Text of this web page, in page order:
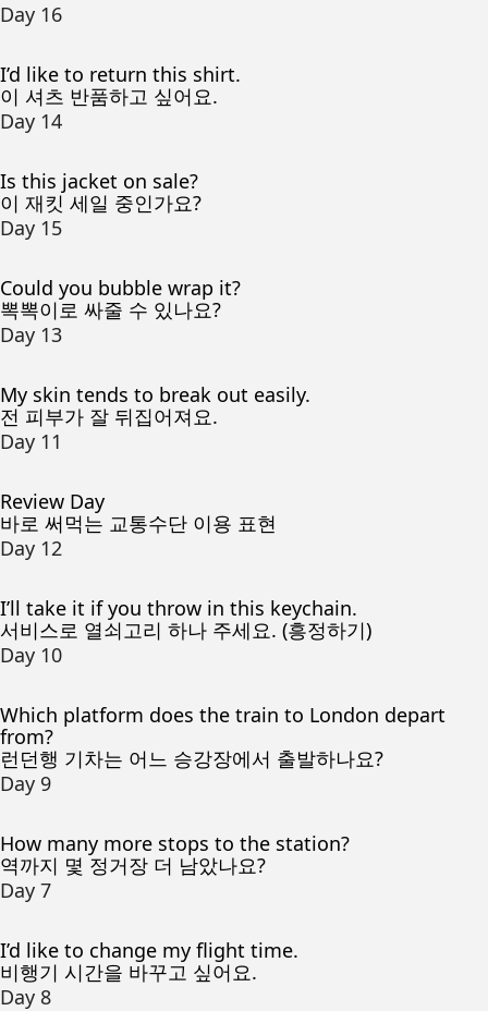
Day 16
I’d like to return this shirt.
이 셔츠 반품하고 싶어요.
Day 14
Is this jacket on sale?
이 재킷 세일 중인가요?
Day 15
Could you bubble wrap it?
뽁뽁이로 싸줄 수 있나요?
Day 13
My skin tends to break out easily.
전 피부가 잘 뒤집어져요.
Day 11
Review Day
바로 써먹는 교통수단 이용 표현
Day 12
I’ll take it if you throw in this keychain.
서비스로 열쇠고리 하나 주세요. (흥정하기)
Day 10
Which platform does the train to London depart
from?
런던행 기차는 어느 승강장에서 출발하나요?
Day 9
How many more stops to the station?
역까지 몇 정거장 더 남았나요?
Day 7
I’d like to change my flight time.
비행기 시간을 바꾸고 싶어요.
Day 8